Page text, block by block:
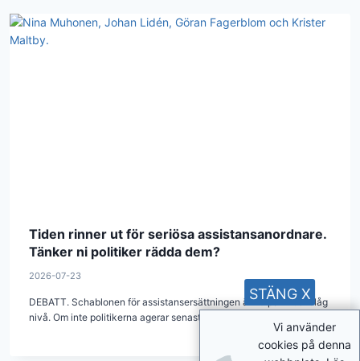
Tiden rinner ut för seriösa assistansanordnare.
Tänker ni politiker rädda dem?
2026-07-23
DEBATT. Schablonen för assistansersättningen är nu på kritiskt låg
nivå. Om inte politikerna agerar senast under 2027 så kan flera…
Vi använder
cookies på denna
STÄNG X